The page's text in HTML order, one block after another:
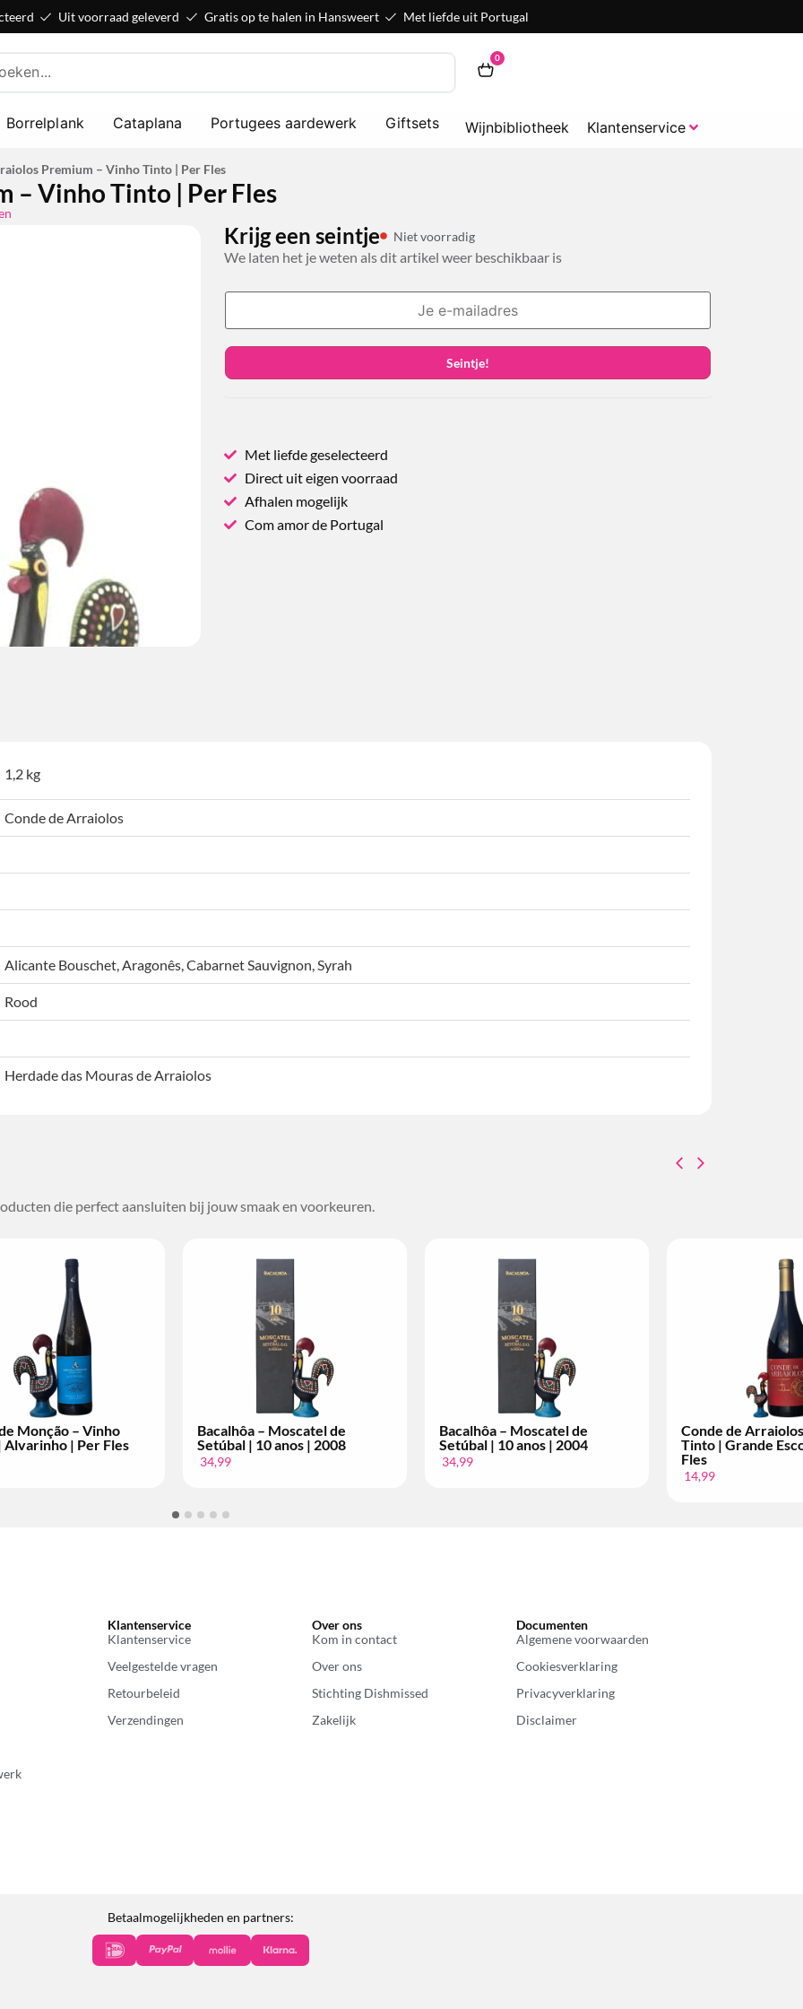
Uit voorraad geleverd Gratis op te halen in Hansweert Met liefde uit Portugal
0
Borrelplank Cataplana Portugees aardewerk Giftsets Wijnbibliotheek Klantenservice
Premium – Vinho Tinto | Per Fles
– Vinho Tinto | Per Fles
Krijg een seintje Niet voorradig
We laten het je weten als dit artikel weer beschikbaar is
Seintje!
Met liefde geselecteerd
Direct uit eigen voorraad
Afhalen mogelijk
Com amor de Portugal
1,2 kg
Conde de Arraiolos
Alicante Bouschet, Aragonês, Cabarnet Sauvignon, Syrah
Rood
Herdade das Mouras de Arraiolos
die perfect aansluiten bij jouw smaak en voorkeuren.
– Moscatel de
| 10 anos | 2004
Conde de Arraiolos – Vinho
Tinto | Grande Escolha | Per
Fles
Conde de Arraiolos – Vinho
Tinto | Superior | Per Fles
12,99
Licor 35 –
Cerâmica |
4,99
Klantenservice
Klantenservice
Veelgestelde vragen
Retourbeleid
Verzendingen
Over ons
Kom in contact
Over ons
Stichting Dishmissed
Zakelijk
Documenten
Algemene voorwaarden
Cookiesverklaring
Privacyverklaring
Disclaimer
Betaalmogelijkheden en partners: